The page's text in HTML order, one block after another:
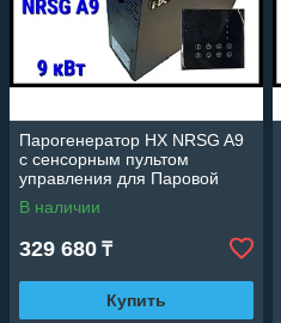
Парогенератор HX NRSG A9
c сенсорным пультом
управления для Паровой
комнаты (Мощность 9 кВт,
объем 5-10 м3)
В наличии
329 680 ₸
Купить